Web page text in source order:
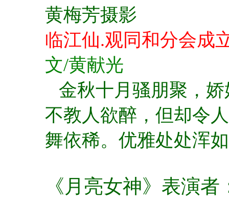
黄梅芳摄影
临江仙.观同和分会成
文/黄献光
金秋十月骚朋聚，
不教人欲醉，但却
舞依稀。 优雅处处浑
《月亮女神》表演